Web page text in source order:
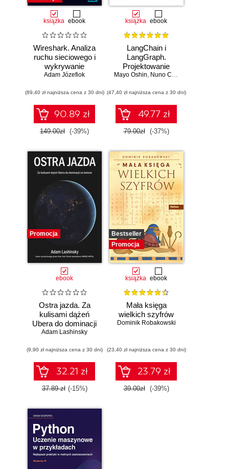
książka ebook
Wireshark. Analiza
ruchu sieciowego i
wykrywanie
włamań
Adam Józefiok
(89,40 zł najniższa cena z 30 dni)
90.89 zł
149.00zł (-39%)
książka ebook
LangChain i
LangGraph.
Projektowanie
aplikacji opartych
modelach
językowych w
praktyce
Mayo Oshin, Nuno Campos
(47,40 zł najniższa cena z 30 dni)
49.77 zł
79.00zł (-37%)
Promocja
ebook
Ostra jazda. Za
kulisami dążeń
Ubera do dominacji
na świecie
Adam Lashinsky
(9,90 zł najniższa cena z 30 dni)
32.21 zł
37.89 zł (-15%)
Bestseller
Promocja
książka ebook
Mała księga
wielkich szyfrów
Dominik Robakowski
(23,40 zł najniższa cena z 30 dni)
23.79 zł
39.00zł (-39%)